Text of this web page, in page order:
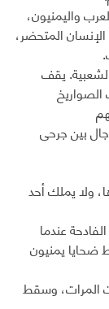
واليمنيون،
المتحضر،
يقف
بين جرحى
ولا يملك أحد
عندما
ضحايا يمنيون
المرات، وسقط